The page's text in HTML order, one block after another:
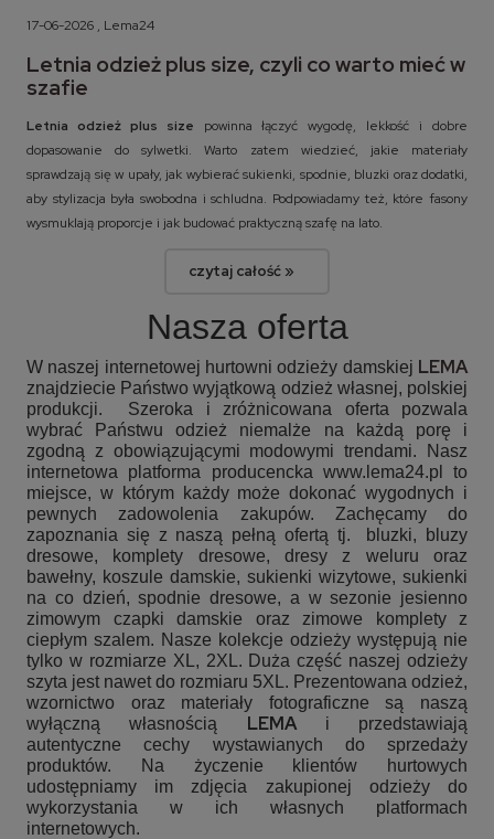
17-06-2026 , Lema24
Letnia odzież plus size, czyli co warto mieć w
szafie
Letnia odzież plus size powinna łączyć wygodę, lekkość i dobre
dopasowanie do sylwetki. Warto zatem wiedzieć, jakie materiały
sprawdzają się w upały, jak wybierać sukienki, spodnie, bluzki oraz dodatki,
aby stylizacja była swobodna i schludna. Podpowiadamy też, które fasony
wysmuklają proporcje i jak budować praktyczną szafę na lato.
czytaj całość »
Nasza oferta
W naszej internetowej hurtowni odzieży damskiej LEMA
znajdziecie Państwo wyjątkową odzież własnej, polskiej
produkcji. Szeroka i zróżnicowana oferta pozwala
wybrać Państwu odzież niemalże na każdą porę i
zgodną z obowiązującymi modowymi trendami. Nasz
internetowa platforma producencka www.lema24.pl to
miejsce, w którym każdy może dokonać wygodnych i
pewnych zadowolenia zakupów. Zachęcamy do
zapoznania się z naszą pełną ofertą tj.
bluzki, bluzy
dresowe, komplety dresowe, dresy z weluru oraz
bawełny, koszule damskie, sukienki wizytowe, sukienki
na co dzień, spodnie dresowe, a w sezonie jesienno
zimowym czapki damskie oraz zimowe komplety z
ciepłym szalem. Nasze kolekcje odzieży występują nie
tylko w rozmiarze XL, 2XL. Duża część naszej odzieży
szyta jest nawet do rozmiaru 5XL. Prezentowana odzież,
wzornictwo oraz materiały fotograficzne są naszą
wyłączną własnością LEMAi przedstawiają
autentyczne cechy wystawianych do sprzedaży
produktów. Na życzenie klientów hurtowych
udostępniamy im zdjęcia zakupionej odzieży do
wykorzystania w ich własnych platformach
internetowych.